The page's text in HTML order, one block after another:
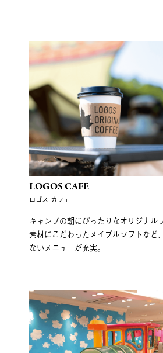
LOGOS CAFE
ロゴス カフェ
キャンプの朝にぴったりなオリジナル
素材にこだわったメイプルソフトなど
ないメニューが充実。